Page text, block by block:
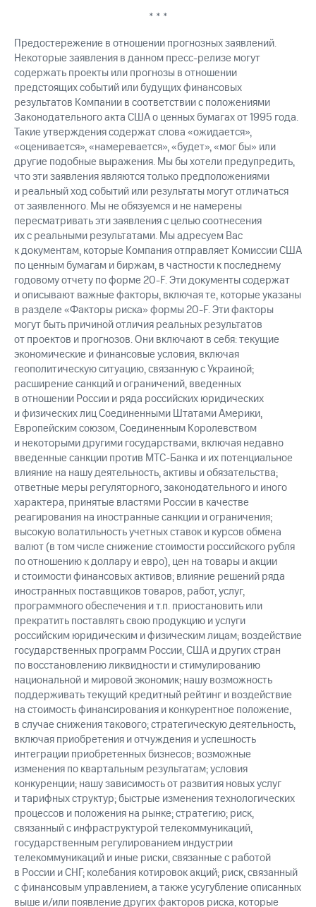
* * *
Предостережение в отношении прогнозных заявлений.
Некоторые заявления в данном пресс-релизе могут
содержать проекты или прогнозы в отношении
предстоящих событий или будущих финансовых
результатов Компании в соответствии с положениями
Законодательного акта США о ценных бумагах от 1995 года.
Такие утверждения содержат слова «ожидается»,
«оценивается», «намеревается», «будет», «мог бы» или
другие подобные выражения. Мы бы хотели предупредить,
что эти заявления являются только предположениями
и реальный ход событий или результаты могут отличаться
от заявленного. Мы не обязуемся и не намерены
пересматривать эти заявления с целью соотнесения
их с реальными результатами. Мы адресуем Вас
к документам, которые Компания отправляет Комиссии США
по ценным бумагам и биржам, в частности к последнему
годовому отчету по форме 20-F. Эти документы содержат
и описывают важные факторы, включая те, которые указаны
в разделе «Факторы риска» формы 20-F. Эти факторы
могут быть причиной отличия реальных результатов
от проектов и прогнозов. Они включают в себя: текущие
экономические и финансовые условия, включая
геополитическую ситуацию, связанную с Украиной;
расширение санкций и ограничений, введенных
в отношении России и ряда российских юридических
и физических лиц Соединенными Штатами Америки,
Европейским союзом, Соединенным Королевством
и некоторыми другими государствами, включая недавно
введенные санкции против МТС-Банка и их потенциальное
влияние на нашу деятельность, активы и обязательства;
ответные меры регуляторного, законодательного и иного
характера, принятые властями России в качестве
реагирования на иностранные санкции и ограничения;
высокую волатильность учетных ставок и курсов обмена
валют (в том числе снижение стоимости российского рубля
по отношению к доллару и евро), цен на товары и акции
и стоимости финансовых активов; влияние решений ряда
иностранных поставщиков товаров, работ, услуг,
программного обеспечения и т.п. приостановить или
прекратить поставлять свою продукцию и услуги
российским юридическим и физическим лицам; воздействие
государственных программ России, США и других стран
по восстановлению ликвидности и стимулированию
национальной и мировой экономик; нашу возможность
поддерживать текущий кредитный рейтинг и воздействие
на стоимость финансирования и конкурентное положение,
в случае снижения такового; стратегическую деятельность,
включая приобретения и отчуждения и успешность
интеграции приобретенных бизнесов; возможные
изменения по квартальным результатам; условия
конкуренции; нашу зависимость от развития новых услуг
и тарифных структур; быстрые изменения технологических
процессов и положения на рынке; стратегию; риск,
связанный с инфраструктурой телекоммуникаций,
государственным регулированием индустрии
телекоммуникаций и иные риски, связанные с работой
в России и СНГ; колебания котировок акций; риск, связанный
с финансовым управлением, а также усугубление описанных
выше и/или появление других факторов риска, которые